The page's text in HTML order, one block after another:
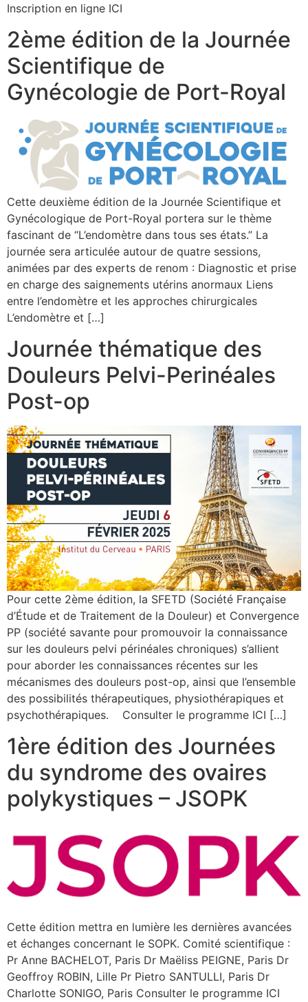
Inscription en ligne ICI
2ème édition de la Journée
Scientifique de
Gynécologie de Port-Royal
Cette deuxième édition de la Journée Scientifique et
Gynécologique de Port-Royal portera sur le thème
fascinant de “L’endomètre dans tous ses états.” La
journée sera articulée autour de quatre sessions,
animées par des experts de renom : Diagnostic et prise
en charge des saignements utérins anormaux Liens
entre l’endomètre et les approches chirurgicales
L’endomètre et […]
Journée thématique des
Douleurs Pelvi-Perinéales
Post-op
Pour cette 2ème édition, la SFETD (Société Française
d’Étude et de Traitement de la Douleur) et Convergence
PP (société savante pour promouvoir la connaissance
sur les douleurs pelvi périnéales chroniques) s’allient
pour aborder les connaissances récentes sur les
mécanismes des douleurs post-op, ainsi que l’ensemble
des possibilités thérapeutiques, physiothérapiques et
psychothérapiques. Consulter le programme ICI […]
1ère édition des Journées
du syndrome des ovaires
polykystiques – JSOPK
Cette édition mettra en lumière les dernières avancées
et échanges concernant le SOPK. Comité scientifique :
Pr Anne BACHELOT, Paris Dr Maëliss PEIGNE, Paris Dr
Geoffroy ROBIN, Lille Pr Pietro SANTULLI, Paris Dr
Charlotte SONIGO, Paris Consulter le programme ICI